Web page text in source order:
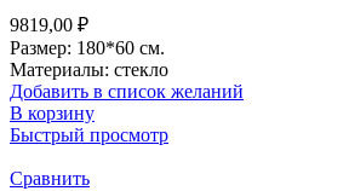
9819,00 ₽
Размер: 180*60 см.
Материалы: стекло
Добавить в список желаний
В корзину
Быстрый просмотр
Сравнить